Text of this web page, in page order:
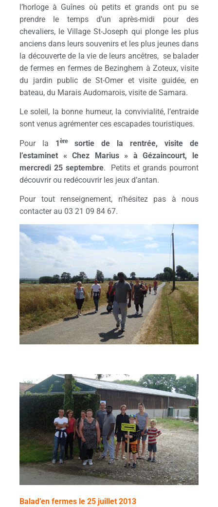
l’horloge à Guînes où petits et grands ont pu se
prendre le temps d’un après-midi pour des
chevaliers, le Village St-Joseph qui plonge les plus
anciens dans leurs souvenirs et les plus jeunes dans
la découverte de la vie de leurs ancêtres, se balader
de fermes en fermes de Bezinghem à Zoteux, visite
du jardin public de St-Omer et visite guidée, en
bateau, du Marais Audomarois, visite de Samara.
Le soleil, la bonne humeur, la convivialité, l’entraide
sont venus agrémenter ces escapades touristiques.
Pour la 1èresortie de la rentrée, visite de
l’estaminet « Chez Marius » à Gézaincourt, le
mercredi 25 septembre. Petits et grands pourront
découvrir ou redécouvrir les jeux d’antan.
Pour tout renseignement, n’hésitez pas à nous
contacter au 03 21 09 84 67.
Balad’en fermes le 25 juillet 2013